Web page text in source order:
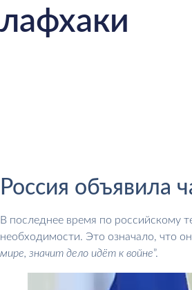
лафхаки
Россия объявила
В последнее время по российскому
необходимости. Это означало, что
мире, значит дело идёт к войне”.